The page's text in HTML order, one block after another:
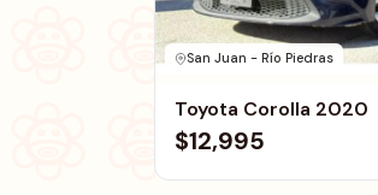
San Juan - Río Piedras
Toyota Corolla 2020
$12,995